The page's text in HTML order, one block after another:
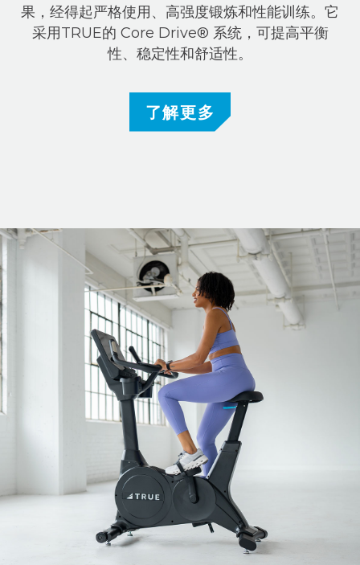
果，经得起严格使用、高强度锻炼和性能训练。它
采用TRUE的 Core Drive® 系统，可提高平衡
性、稳定性和舒适性。
了解更多